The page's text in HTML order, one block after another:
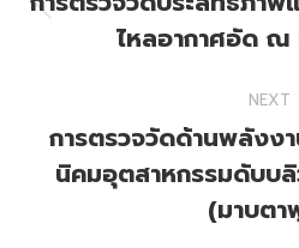
ไหลอากาศอัด ณ
NEXT
การตรวจวัดด้านพลังง
นิคมอุตสาหกรรมดับบลิ
(มาบต